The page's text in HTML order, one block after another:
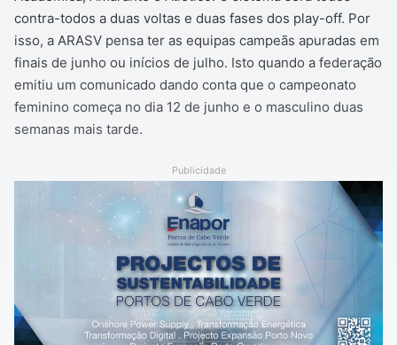
contra-todos a duas voltas e duas fases dos play-off. Por
isso, a ARASV pensa ter as equipas campeãs apuradas em
finais de junho ou inícios de julho. Isto quando a federação
emitiu um comunicado dando conta que o campeonato
feminino começa no dia 12 de junho e o masculino duas
semanas mais tarde.
Publicidade